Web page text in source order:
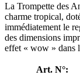
La Trompette des
charme tropical,
immédiatement le
des dimensions
effet « wow » dans
Art. N°: